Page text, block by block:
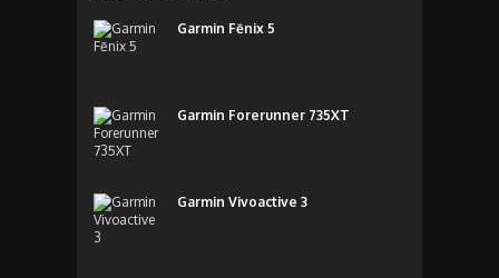
Garmin Fēnix 5
Garmin Forerunner 735XT
Garmin Vivoactive 3